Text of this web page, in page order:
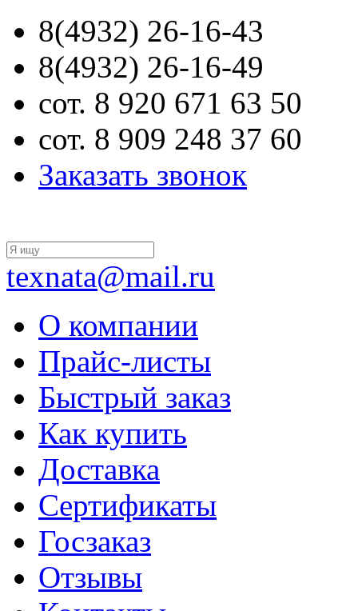
8(4932) 26-16-43
8(4932) 26-16-49
сот. 8 920 671 63 50
сот. 8 909 248 37 60
Заказать звонок
texnata@mail.ru
О компании
Прайс-листы
Быстрый заказ
Как купить
Доставка
Сертификаты
Госзаказ
Отзывы